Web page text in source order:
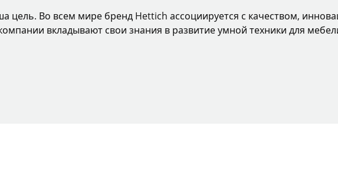
цель. Во всем мире бренд Hettich ассоциируется с качеством,
вкладывают свои знания в развитие умной техники для